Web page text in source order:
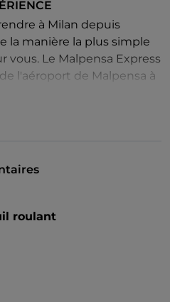
à Milan depuis
la manière la plus simple
vous. Le Malpensa Express
l'aéroport de Malpensa à
face à des situations de
Il vous suffit de
Express à l'avance et
aussi simple et facile
roulant